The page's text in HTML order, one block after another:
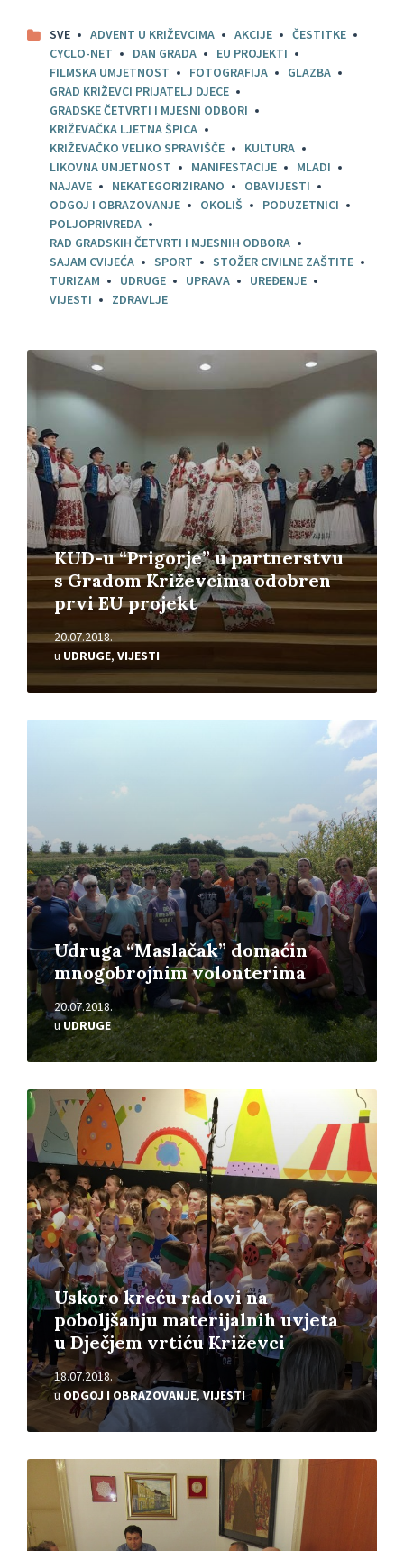
SVE ADVENT U KRIŽEVCIMA AKCIJE
ČESTITKE
CYCLO-NET
DAN GRADA
EU PROJEKTI
FILMSKA UMJETNOST
FOTOGRAFIJA
GLAZBA
GRAD KRIŽEVCI PRIJATELJ DJECE
GRADSKE ČETVRTI I MJESNI ODBORI
KRIŽEVAČKA LJETNA ŠPICA
KRIŽEVAČKO VELIKO SPRAVIŠČE
KULTURA
LIKOVNA UMJETNOST
MANIFESTACIJE
MLADI
NAJAVE
NEKATEGORIZIRANO
OBAVIJESTI
ODGOJ I OBRAZOVANJE
OKOLIŠ
PODUZETNICI
POLJOPRIVREDA
RAD GRADSKIH ČETVRTI I MJESNIH ODBORA
SAJAM CVIJEĆA
SPORT
STOŽER CIVILNE ZAŠTITE
TURIZAM
UDRUGE UPRAVA
UREĐENJE
VIJESTI
ZDRAVLJE
KUD-u “Prigorje” u partnerstvu
s Gradom Križevcima odobren
prvi EU projekt
20.07.2018.
u UDRUGE, VIJESTI
Pročitajte
Udruga “Maslačak” domaćin
mnogobrojnim volonterima
20.07.2018.
uUDRUGE
Uskoro kreću radovi na
poboljšanju materijalnih uvjeta
u Dječjem vrtiću Križevci
18.07.2018.
u ODGOJ I OBRAZOVANJE,VIJESTI
Pročitajte
više
Pročitajte